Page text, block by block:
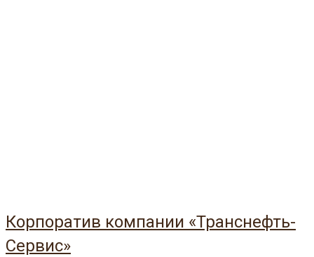
Корпоратив компании «Транснефть-
Сервис»